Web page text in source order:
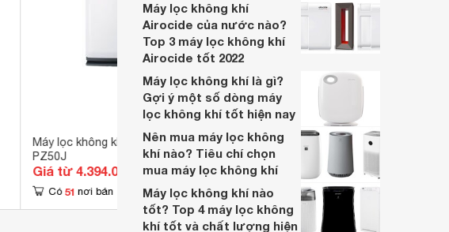
Máy lọc không khí Hitachi EP-
PZ50J
Giá từ 4.394.000 đ
Có 51 nơi bán
Máy lọc không khí Xiaomi
Smartmi Jya Fjord
Giá từ 5.049.000 đ
Có 10 nơi bán
Máy lọc không khí
Airocide của nước nào?
Top 3 máy lọc không khí
Airocide tốt 2022
Máy lọc không khí là gì?
Gợi ý một số dòng máy
lọc không khí tốt hiện nay
Nên mua máy lọc không
khí nào? Tiêu chí chọn
mua máy lọc không khí
Máy lọc không khí nào
tốt? Top 4 máy lọc không
khí tốt và chất lượng hiện